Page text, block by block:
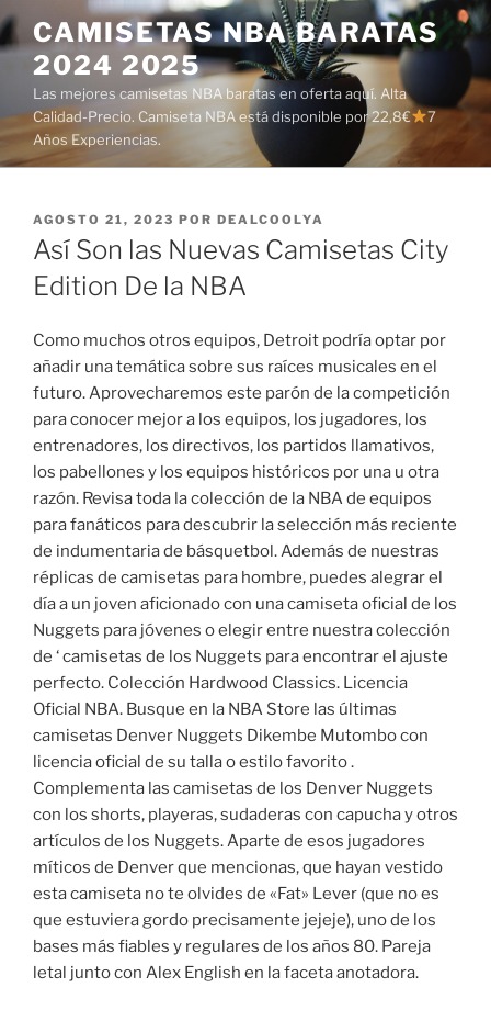
Saltar
al
contenido
CAMISETAS NBA BARATAS
2024 2025
Las mejores camisetas NBA baratas en oferta aquí. Alta
Calidad-Precio. Camiseta NBA está disponible por 22,8€
7
Años Experiencias.
PUBLICADO
EL
AGOSTO 21, 2023 POR DEALCOOLYA
Así Son las Nuevas Camisetas City
Edition De la NBA
Como muchos otros equipos, Detroit podría optar por
añadir una temática sobre sus raíces musicales en el
futuro. Aprovecharemos este parón de la competición
para conocer mejor a los equipos, los jugadores, los
entrenadores, los directivos, los partidos llamativos,
los pabellones y los equipos históricos por una u otra
razón. Revisa toda la colección de la NBA de equipos
para fanáticos para descubrir la selección más reciente
de indumentaria de básquetbol. Además de nuestras
réplicas de camisetas para hombre, puedes alegrar el
día a un joven aficionado con una camiseta oficial de los
Nuggets para jóvenes o elegir entre nuestra colección
de ‘ camisetas de los Nuggets para encontrar el ajuste
perfecto. Colección Hardwood Classics. Licencia
Oficial NBA. Busque en la NBA Store las últimas
camisetas Denver Nuggets Dikembe Mutombo con
licencia oficial de su talla o estilo favorito .
Complementa las camisetas de los Denver Nuggets
con los shorts, playeras, sudaderas con capucha y otros
artículos de los Nuggets. Aparte de esos jugadores
míticos de Denver que mencionas, que hayan vestido
esta camiseta no te olvides de «Fat» Lever (que no es
que estuviera gordo precisamente jejeje), uno de los
bases más fiables y regulares de los años 80. Pareja
letal junto con Alex English en la faceta anotadora.